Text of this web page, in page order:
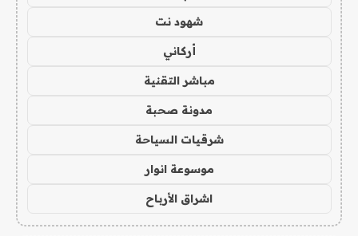
شهود نت
أركاني
مباشر التقنية
مدونة صحبة
شرقيات السياحة
موسوعة انوار
اشراق الأرباح